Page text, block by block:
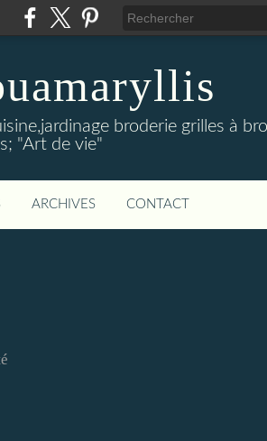
broderie grilles à
"Art de vie"
ARCHIVES CONTACT